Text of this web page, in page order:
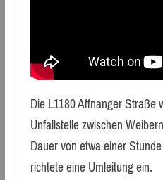
Die L1180 Affnanger Straße
Unfallstelle zwischen
Dauer von etwa einer
richtete eine Umleitung ein.